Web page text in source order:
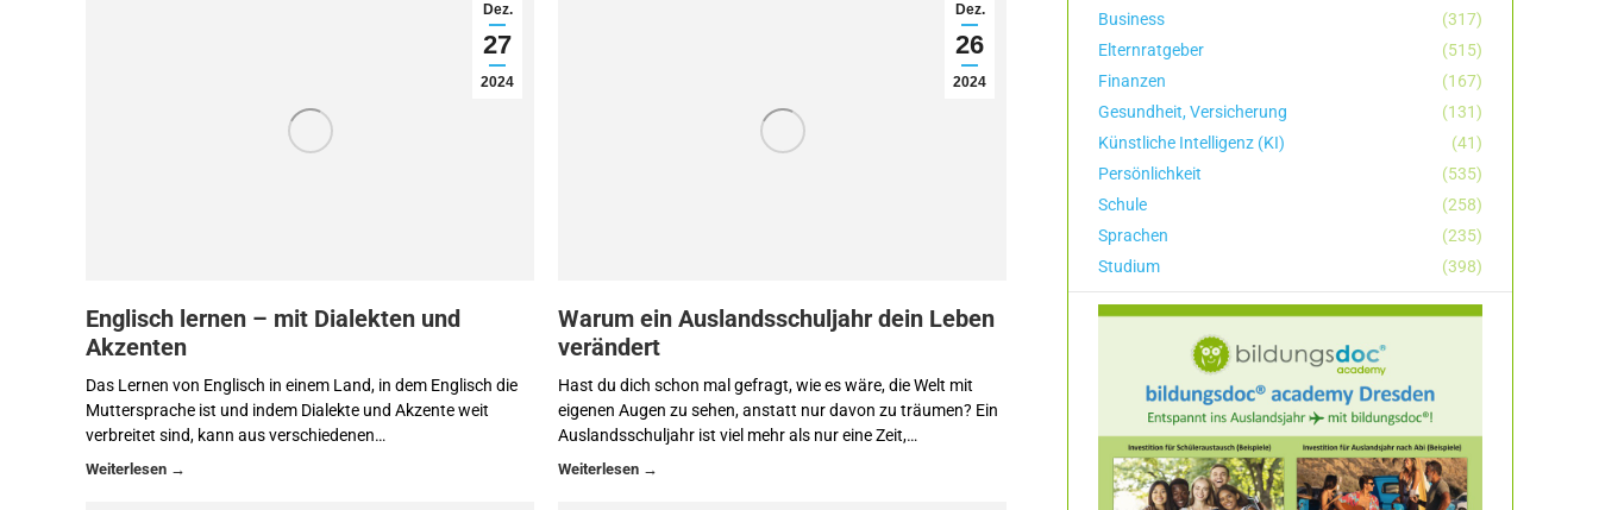
Dez.
27
2024
Englisch lernen – mit Dialekten und
Akzenten
Das Lernen von Englisch in einem Land, in dem Englisch die
Muttersprache ist und indem Dialekte und Akzente weit
verbreitet sind, kann aus verschiedenen…
Dez.
26
2024
Warum ein Auslandsschuljahr dein Leben
verändert
Hast du dich schon mal gefragt, wie es wäre, die Welt mit
eigenen Augen zu sehen, anstatt nur davon zu träumen? Ein
Auslandsschuljahr ist viel mehr als nur eine Zeit,…
Business
(317)
Elternratgeber
(515)
Finanzen
(167)
Gesundheit, Versicherung
(131)
Künstliche Intelligenz (KI)
(41)
Persönlichkeit
(535)
Schule
(258)
Sprachen
(235)
Studium
(398)